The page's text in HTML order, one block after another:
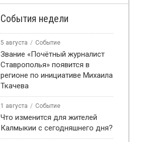
События недели
5 августа Событие
Звание «Почётный журналист
Ставрополья» появится в
регионе по инициативе Михаила
Ткачева
1 августа Событие
Что изменится для жителей
Калмыкии с сегодняшнего дня?